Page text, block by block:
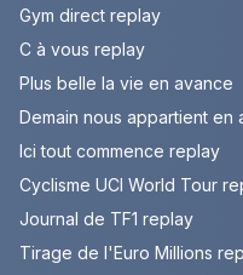
Gym direct replay
C à vous replay
Plus belle la vie en avance
Demain nous appartient en
Ici tout commence replay
Cyclisme UCI World Tour
Journal de TF1 replay
Tirage de l'Euro Millions